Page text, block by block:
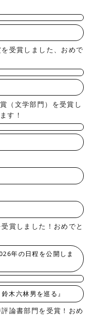
受賞しました、おめで
（文学部門）を受賞し
す！
賞しました！おめでと
年の日程を公開しま
木六林男を巡る』
論書部門を受賞！おめ